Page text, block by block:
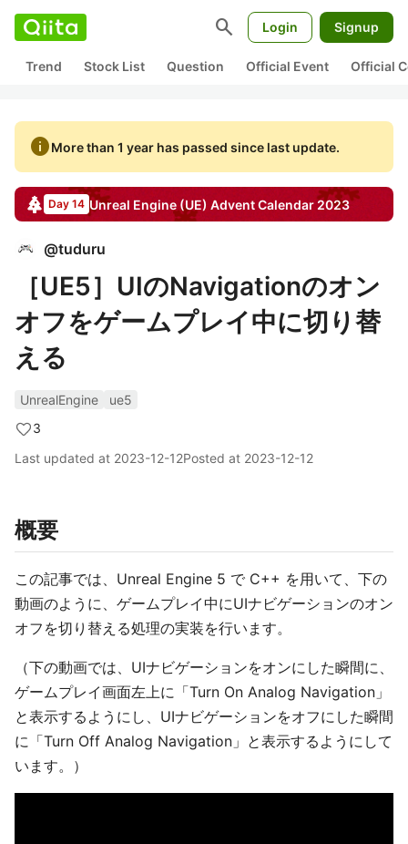
search Login Signup
Trend Stock List Question Official Event Official
infoMore than 1 year has passed since last update.
Day 14 Unreal Engine (UE) Advent Calendar2023
@tuduru
［UE5］UIのNavigationのオン
オフをゲームプレイ中に切り替
える
UnrealEngine
ue5
3
Last updated at 2023-12-12Posted at 2023-12-12
概要
この記事では、Unreal Engine 5 で C++ を用いて、下の
動画のように、ゲームプレイ中にUIナビゲーションのオン
オフを切り替える処理の実装を行います。
（下の動画では、UIナビゲーションをオンにした瞬間に、
ゲームプレイ画面左上に「Turn On Analog Navigation」
と表示するようにし、UIナビゲーションをオフにした瞬間
に「Turn Off Analog Navigation」と表示するようにして
います。）